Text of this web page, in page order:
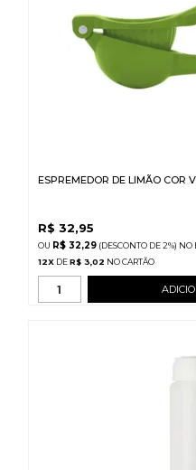
ESPREMEDOR DE LIMÃO COR
R$ 32,95
R$ 32,29 (DESCONTO DE 2%) NO
12X DE R$ 3,02